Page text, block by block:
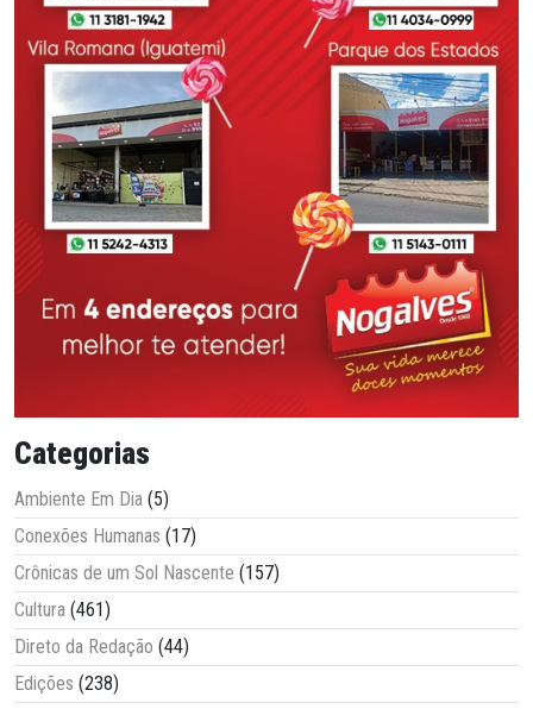
Categorias
Ambiente Em Dia (5)
Conexões Humanas (17)
Crônicas de um Sol Nascente (157)
Cultura (461)
Direto da Redação (44)
Edições (238)